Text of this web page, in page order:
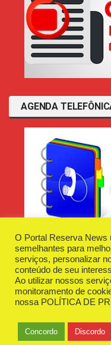
AGENDA
Desenvolvido e
Reserva News
O Portal Reserva News
semelhantes para
serviços, personalizar
conteúdo de seu
Ao utilizar nossos
monitoramento de
nossa POLÍTICA DE
Concordo Discordo